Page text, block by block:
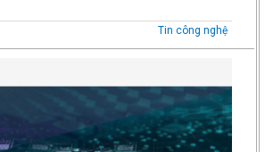
Tin công nghệ